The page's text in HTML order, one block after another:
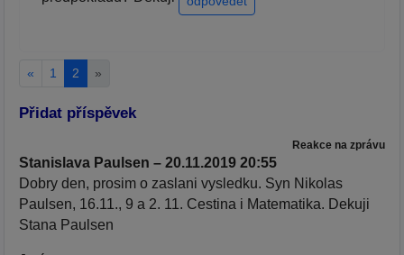
« 1 2 »
Přidat příspěvek
Reakce na zprávu
Stanislava Paulsen – 20.11.2019 20:55
Dobry den, prosim o zaslani vysledku. Syn Nikolas
Paulsen, 16.11., 9 a 2. 11. Cestina i Matematika. Dekuji
Stana Paulsen